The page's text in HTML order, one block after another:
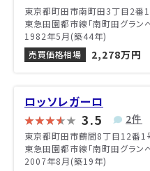
東京都町田市南町田3丁目2番
東急田園都市線「南町田グラン
1982年5月(築44年)
売買価格相場
2,278万円
ロッソレガーロ
3.5 2件
東京都町田市鶴間8丁目12番1
東急田園都市線「南町田グラン
2007年8月(築19年)